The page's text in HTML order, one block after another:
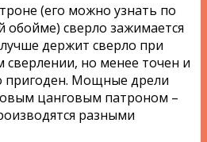
(его можно узнать по
обойме) сверло зажимается
держит сверло при
но менее точен и
пригоден. Мощные дрели
цанговым патроном –
разными